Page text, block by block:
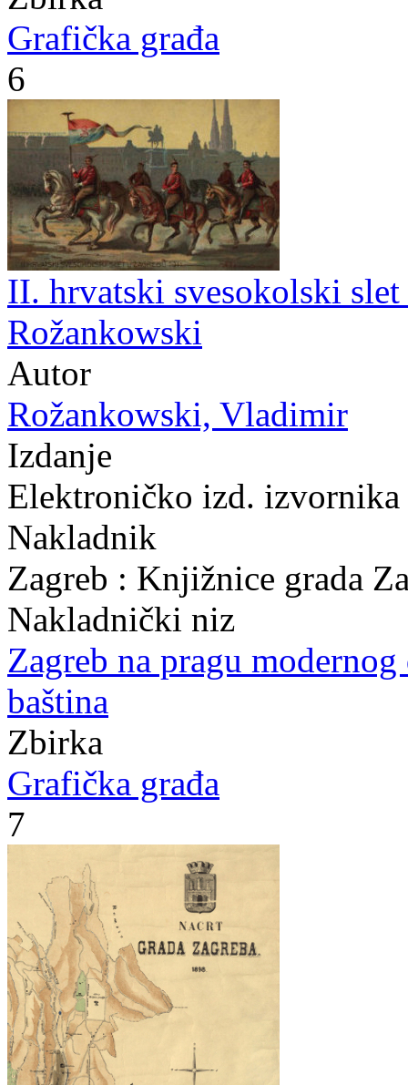
Grafička građa
6
II. hrvatski svesokolski
Rožankowski
Autor
Rožankowski, Vladimir
Izdanje
Elektroničko izd.
Nakladnik
Zagreb : Knjižnice grada
Nakladnički niz
Zagreb na pragu modernog
baština
Zbirka
Grafička građa
7